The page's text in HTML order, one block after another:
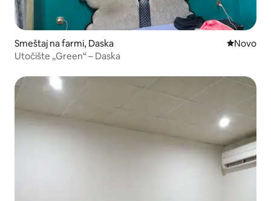
Smeštaj na farmi, Daska Novi
Novo
Utočište „Green“ – Daska